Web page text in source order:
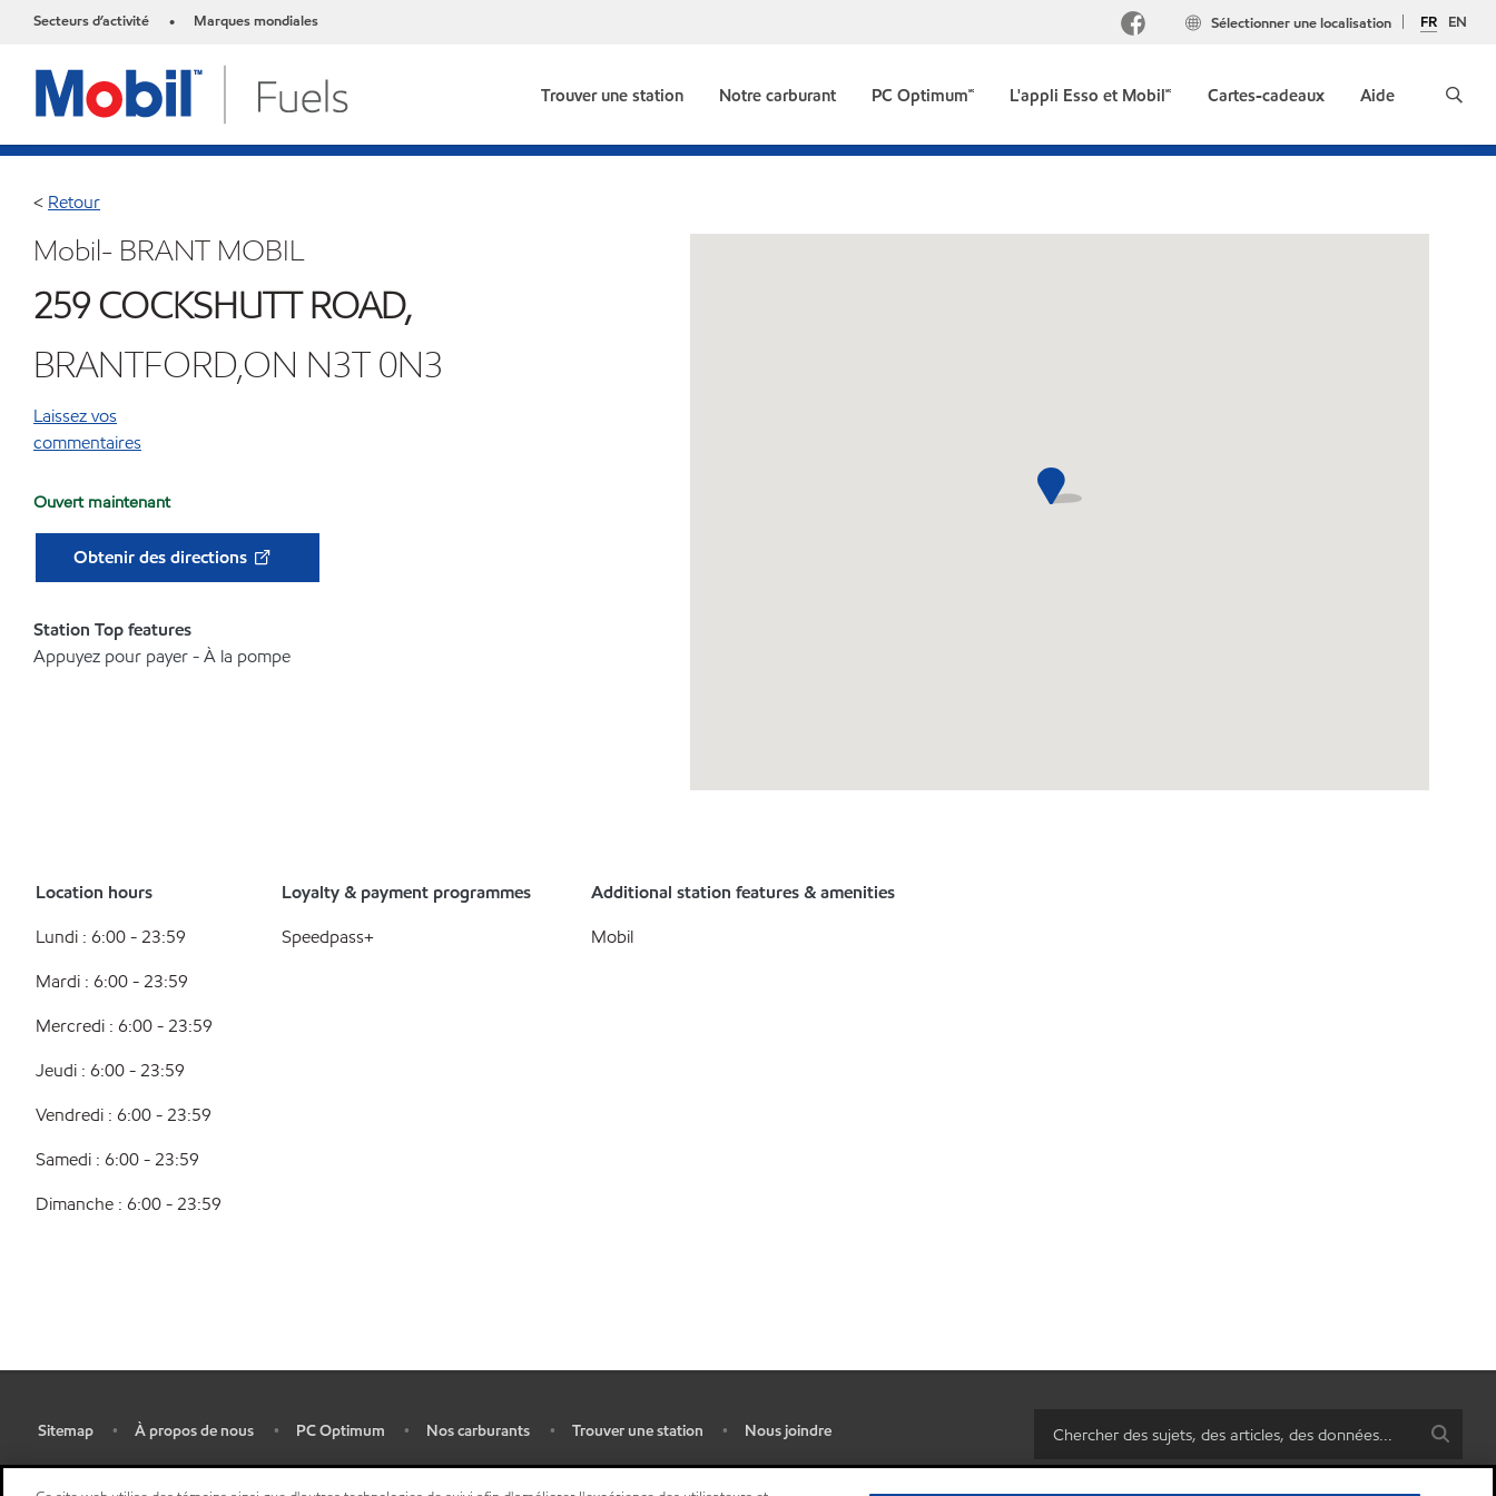
Secteurs d’activité • Marques mondiales FR EN
Sélectionner une localisation
Trouver une station Notre carburant PC Optimum🅪 L'appli Esso et Mobil🅪 Cartes-cadeaux Aide
< Retour
Mobil- BRANT MOBIL
259 COCKSHUTT ROAD,
BRANTFORD,ON N3T 0N3
Laissez vos
commentaires
Ouvert maintenant
Obtenir des directions
Station Top features
Appuyez pour payer - À la pompe
Location hours
Lundi : 6:00 - 23:59
Mardi : 6:00 - 23:59
Mercredi : 6:00 - 23:59
Jeudi : 6:00 - 23:59
Vendredi : 6:00 - 23:59
Samedi : 6:00 - 23:59
Dimanche : 6:00 - 23:59
Loyalty & payment programmes
Speedpass+
Additional station features & amenities
Mobil
Sitemap • À propos de nous • PC Optimum • Nos carburants • Trouver une station • Nous joindre
• Plan d’ accessibilité pluriannuel